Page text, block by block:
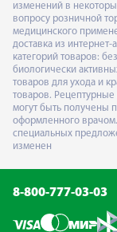
изменений в
вопросу розничной
медицинского
доставка из
категорий товаров:
биологически
товаров для ухода и
товаров.
могут быть получены
оформленного
специальных
изменен
8-800-777-03-03